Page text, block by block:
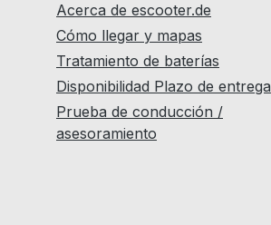
Acerca de escooter.de
Cómo llegar y mapas
Tratamiento de baterías
Disponibilidad Plazo de entrega
Prueba de conducción /
asesoramiento